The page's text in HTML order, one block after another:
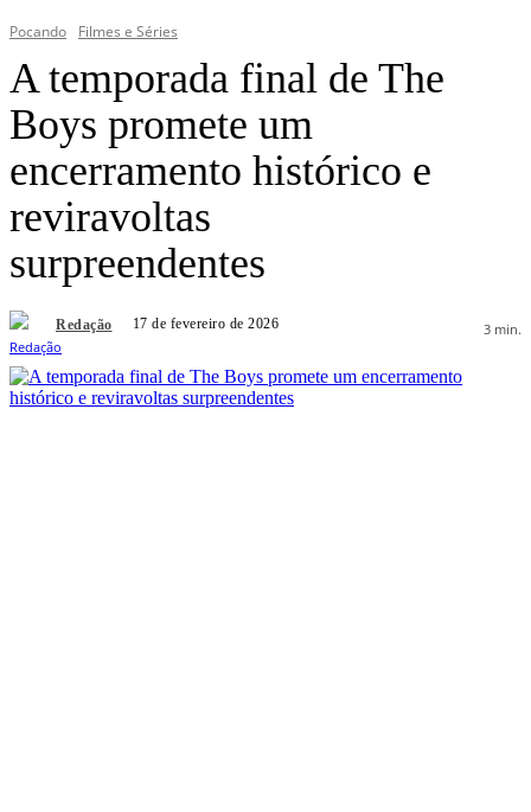
Pocando Filmes e Séries
A temporada final de The
Boys promete um
encerramento histórico e
reviravoltas
surpreendentes
Redação 17 de fevereiro de 2026 3 min.